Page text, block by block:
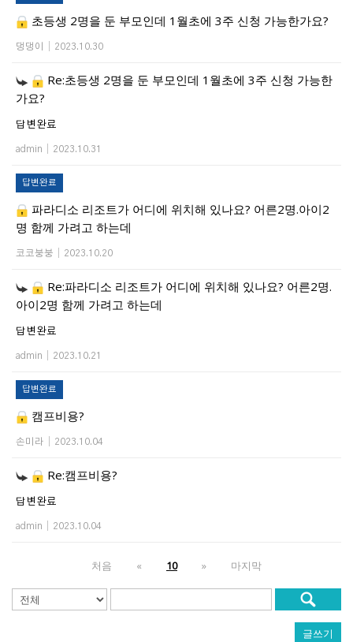
초등생 2명을 둔 부모인데 1월초에 3주 신청 가능한가요?
댕댕이 2023.10.30
Re:초등생 2명을 둔 부모인데 1월초에 3주 신청 가능한
가요?
답변완료
admin 2023.10.31
답변완료
파라디소 리조트가 어디에 위치해 있나요? 어른2명.아이2
명 함께 가려고 하는데
코코붕붕 2023.10.20
Re:파라디소 리조트가 어디에 위치해 있나요? 어른2명.
아이2명 함께 가려고 하는데
답변완료
admin 2023.10.21
답변완료
캠프비용?
손미라 2023.10.04
Re:캠프비용?
답변완료
admin 2023.10.04
처음 « 10 » 마지막
글쓰기